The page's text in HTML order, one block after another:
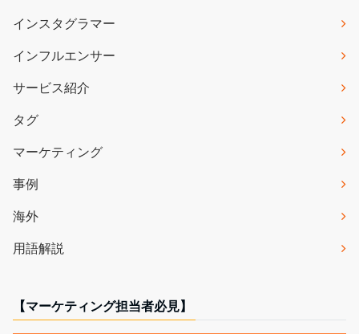
インスタグラマー
インフルエンサー
サービス紹介
タグ
マーケティング
事例
海外
用語解説
【マーケティング担当者必見】